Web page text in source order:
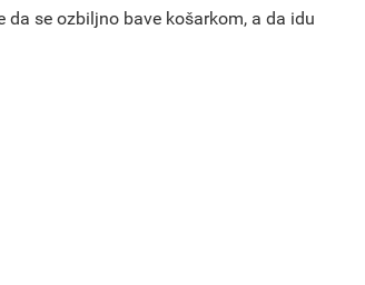
da se ozbiljno bave košarkom, a da idu